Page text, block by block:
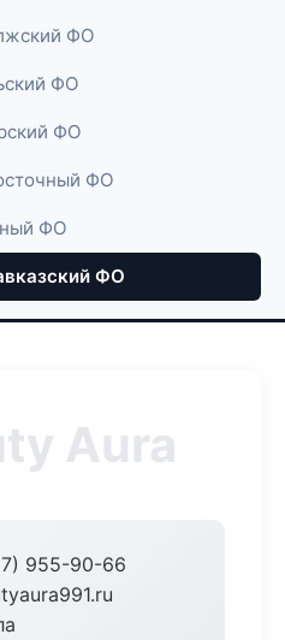
ФО
ФО
ФО
ФО
ФО
ФО
Aura
955-90-66